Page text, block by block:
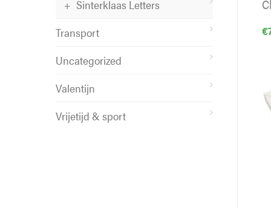
€
Sinterklaas Letters
Transport
Uncategorized
Valentijn
Vrijetijd & sport